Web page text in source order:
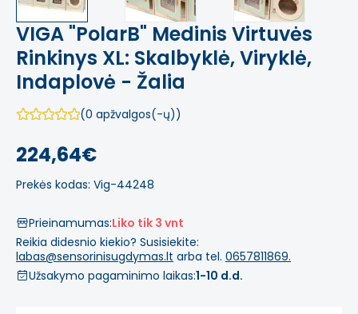
VIGA "PolarB" Medinis Virtuvės
Rinkinys XL: Skalbyklė, Viryklė,
Indaplovė - Žalia
(0 apžvalgos(-ų))
224,64€
Prekės kodas: Vig-44248
Prieinamumas:Liko tik 3 vnt
Reikia didesnio kiekio? Susisiekite:
labas@sensorinisugdymas.lt arba tel. 0657811869.
Užsakymo pagaminimo laikas:1-10 d.d.